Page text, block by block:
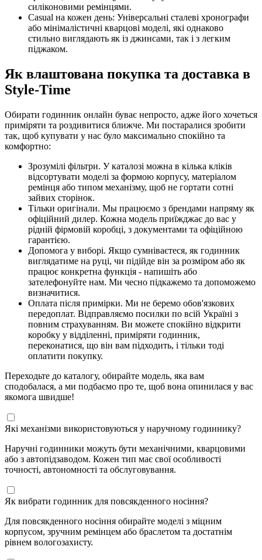
силіконовими ремінцями.
Casual на кожен день: Універсальні сталеві хронографи
або мінімалістичні кварцові моделі, які однаково
стильно виглядають як із джинсами, так і з легким
піджаком.
Як влаштована покупка та доставка в
Style-Time
Обирати годинник онлайн буває непросто, адже його хочеться
приміряти та роздивитися ближче. Ми постаралися зробити
так, щоб купувати у нас було максимально спокійно та
комфортно:
Зрозумілі фільтри. У каталозі можна в кілька кліків
відсортувати моделі за формою корпусу, матеріалом
ремінця або типом механізму, щоб не гортати сотні
зайвих сторінок.
Тільки оригінали. Мы працюємо з брендами напряму як
офіційний дилер. Кожна модель приїжджає до вас у
рідній фірмовій коробці, з документами та офіційною
гарантією.
Допомога у виборі. Якщо сумніваєтеся, як годинник
виглядатиме на руці, чи підійде він за розміром або як
працює конкретна функція - напишіть або
зателефонуйте нам. Ми чесно підкажемо та допоможемо
визначитися.
Оплата після примірки. Ми не беремо обов'язкових
передоплат. Відправляємо посилки по всій Україні з
повним страхуванням. Ви можете спокійно відкрити
коробку у відділенні, приміряти годинник,
переконатися, що він вам підходить, і тільки тоді
оплатити покупку.
Переходьте до каталогу, обирайте модель, яка вам
сподобалася, а ми подбаємо про те, щоб вона опинилася у вас
якомога швидше!
Які механізми використовуються у наручному годиннику?
Наручні годинники можуть бути механічними, кварцовими
або з автопідзаводом. Кожен тип має свої особливості
точності, автономності та обслуговування.
Як вибрати годинник для повсякденного носіння?
Для повсякденного носіння обирайте моделі з міцним
корпусом, зручним ремінцем або браслетом та достатнім
рівнем вологозахисту.